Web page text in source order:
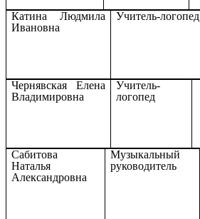
Катина Людмила
Ивановна
Учитель-логопед
Чернявская Елена
Владимировна
Учитель-
логопед
Сабитова
Наталья
Александровна
Музыкальный
руководитель